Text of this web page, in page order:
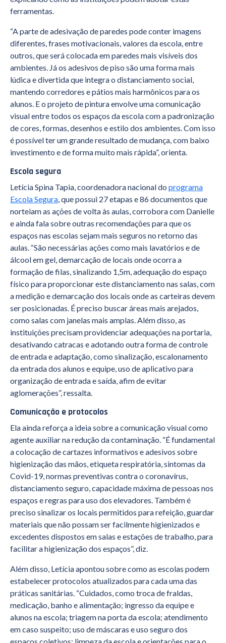
ferramentas.
“A parte de adesivação de paredes pode conter imagens
diferentes, frases motivacionais, valores da escola, entre
outros, que será colocada em paredes mais visíveis dos
ambientes. Já os adesivos de piso são uma forma mais
lúdica e divertida que integra o distanciamento social,
mantendo corredores e pátios mais harmônicos para os
alunos. E o projeto de pintura envolve uma comunicação
visual entre todos os espaços da escola com a padronização
de cores, formas, desenhos e estilo dos ambientes. Com isso
é possível ter um grande resultado de mudança, com baixo
investimento e de forma muito mais rápida”, orienta.
Escola segura
Letícia Spina Tapia, coordenadora nacional do programa
Escola Segura, que possui 27 etapas e 86 documentos que
norteiam as ações de volta às aulas, corrobora com Danielle
e ainda fala sobre outras recomendações para que os
espaços nas escolas sejam mais seguros no retorno das
aulas. “São necessárias ações como mais lavatórios e de
álcool em gel, demarcação de locais onde ocorra a
formação de filas, sinalizando 1,5m, adequação do espaço
físico para proporcionar este distanciamento nas salas, com
a medição e demarcação dos locais onde as carteiras devem
ser posicionadas. É preciso buscar áreas mais arejados,
como salas com janelas mais amplas. Além disso, as
instituições precisam providenciar adequações na portaria,
desativando catracas e adotando outra forma de controle
de entrada e adaptação, como sinalização, escalonamento
da entrada dos alunos e equipe, uso de aplicativo para
organização de entrada e saída, afim de evitar
aglomerações”, ressalta.
Comunicação e protocolos
Ela ainda reforça a ideia sobre a comunicação visual como
agente auxiliar na redução da contaminação. “É fundamental
a colocação de cartazes informativos e adesivos sobre
higienização das mãos, etiqueta respiratória, sintomas da
Covid-19, normas preventivas contra o coronavírus,
distanciamento seguro, capacidade máxima de pessoas nos
espaços e regras para uso dos elevadores. Também é
preciso sinalizar os locais permitidos para refeição, guardar
materiais que não possam ser facilmente higienizados e
excedentes dispostos em salas e estações de trabalho, para
facilitar a higienização dos espaços”, diz.
Além disso, Letícia apontou sobre como as escolas podem
estabelecer protocolos atualizados para cada uma das
práticas sanitárias. “Cuidados, como troca de fraldas,
medicação, banho e alimentação; ingresso da equipe e
alunos na escola; triagem na porta da escola; atendimento
em caso suspeito; uso de máscaras e uso seguro dos